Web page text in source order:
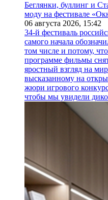
Беглянки, буллинг и
моду на фестивале
06 августа 2026, 15:42
34-й фестиваль
самого начала
том числе и потому,
программе фильмы
яростный взгляд на
высказанному на
жюри игрового
чтобы мы увидели